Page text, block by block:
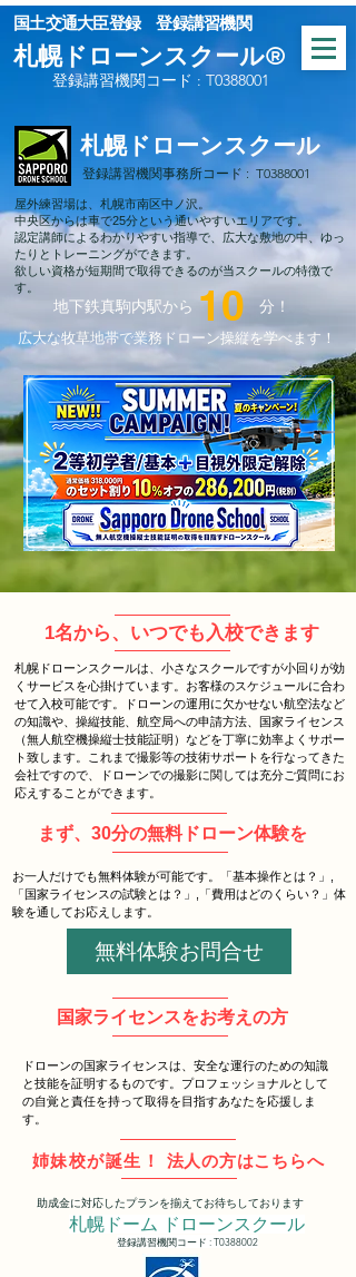
​国土交通大臣登録 登録講習機関
札幌ドローンスクール®
登録講習機関コード : T0388001
札幌ドローンスクール
登録講習機関事務所コード : T0388001
屋外練習場は、札幌市南区中ノ沢。
中央区からは車で25分という通いやすいエリアです。
認定講師によるわかりやすい指導で、広大な敷地の中、ゆっ
たりとトレーニングができます。
欲しい資格が短期間で取得できるのが当スクールの特徴で
す。
地下鉄真駒内駅から 10 分！
広大な牧草地帯で業務ドローン操縦を学べます！
1名から、いつでも入校できます​
札幌ドローンスクールは、小さなスクールですが小回りが効
くサービスを心掛けています。お客様のスケジュールに合わ
せて入校可能です。ドローンの運用に欠かせない航空法など
の知識や、操縦技能、航空局への申請方法、国家ライセンス
（無人航空機操縦士技能証明）などを丁寧に効率よくサポー
ト致します。これまで撮影等の技術サポートを行なってきた
会社ですので、ドローンでの撮影に関しては充分ご質問にお
応えすることができます。
まず、30分の無料ドローン体験を​
​お一人だけでも無料体験が可能です。「基本操作とは？」,
「国家ライセンスの試験とは？」,「費用はどのくらい？」体
験を通してお応えします。
無料体験お問合せ
国家ライセンスをお考えの方
ドローンの国家ライセンスは、安全な運行のための知識
と技能を証明するものです。プロフェッショナルとして
の自覚と責任を持って取得を目指すあなたを応援しま
す。
姉妹校が誕生！ 法人の方はこちらへ
​助成金に対応したプランを揃えてお待ちしております
札幌ドーム ドローンスクール
登録講習機関コード : T0388002